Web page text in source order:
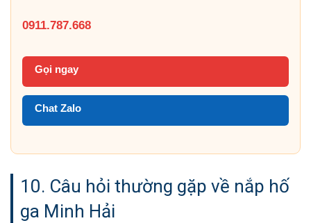
0911.787.668
Gọi ngay
Chat Zalo
10. Câu hỏi thường gặp về nắp hố
ga Minh Hải